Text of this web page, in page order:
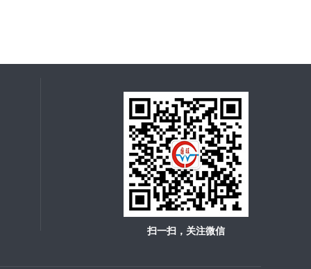
扫一扫，关注微信